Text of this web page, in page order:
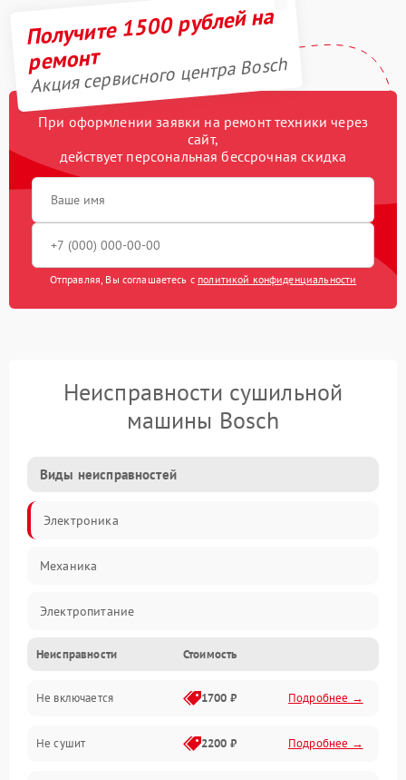
Получите 1500 рублей на
ремонт
Акция сервисного центра Bosch
При оформлении заявки на ремонт техники через
сайт,
действует персональная бессрочная скидка
Отправляя, Вы соглашаетесь с политикой конфиденциальности
Неисправности сушильной
машины Bosch
Виды неисправностей
Электроника
Механика
Электропитание
Нагрев
Механические повреждения
Оптика
Неисправности Стоимость
Не включается 1700 ₽ Подробнее →
Не сушит 2200 ₽ Подробнее →